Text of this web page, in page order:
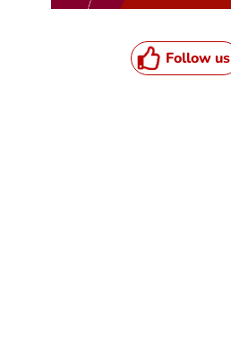
Follow us